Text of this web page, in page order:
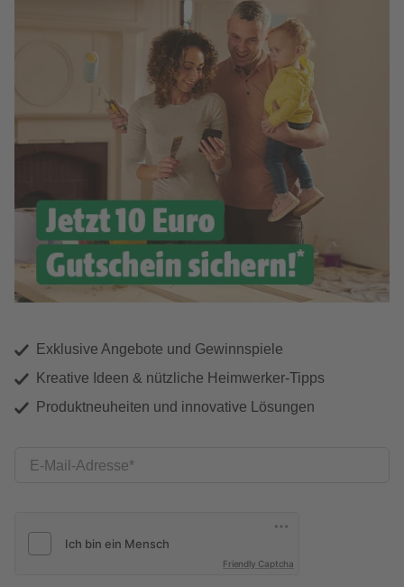
Exklusive Angebote und Gewinnspiele
Kreative Ideen & nützliche Heimwerker-Tipps
Produktneuheiten und innovative Lösungen
E-Mail-Adresse
Friendly Captcha